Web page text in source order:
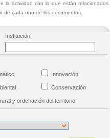
la actividad con la que están relacionados.
de cada uno de los documentos.
Institución:
Innovación
Conservación
y ordenación del territorio